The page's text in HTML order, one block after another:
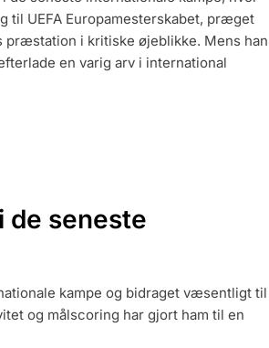
til UEFA Europamesterskabet, præget
i kritiske øjeblikke. Mens han
en varig arv i international
de seneste
kampe og bidraget væsentligt til
og målscoring har gjort ham til en